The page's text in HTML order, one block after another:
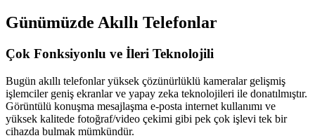
Günümüzde Akıllı Telefonlar
Çok Fonksiyonlu ve İleri Teknolojili
Bugün akıllı telefonlar yüksek çözünürlüklü kameralar gelişmiş
işlemciler geniş ekranlar ve yapay zeka teknolojileri ile donatılmıştır.
Görüntülü konuşma mesajlaşma e-posta internet kullanımı ve
yüksek kalitede fotoğraf/video çekimi gibi pek çok işlevi tek bir
cihazda bulmak mümkündür.